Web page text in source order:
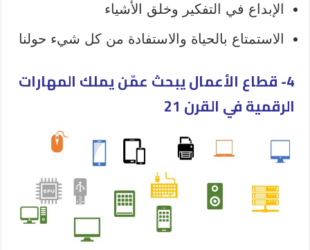
الإبداع في التفكير وخلق الأشياء
الاستمتاع بالحياة والاستفادة من كل شيء حولنا
4- قطاع الأعمال يبحث عمّن يملك المهارات
الرقمية في القرن 21